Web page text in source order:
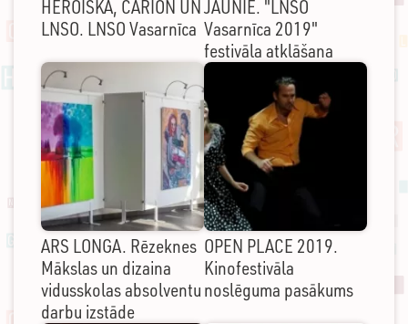
HEROISKĀ, CARION UN
LNSO. LNSO Vasarnīca
JAUNIE. "LNSO
Vasarnīca 2019"
festivāla atklāšana
ARS LONGA. Rēzeknes
Mākslas un dizaina
vidusskolas absolventu
darbu izstāde
OPEN PLACE 2019.
Kinofestivāla
noslēguma pasākums